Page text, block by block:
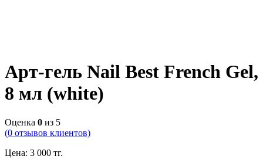
Арт-гель Nail Best French Gel,
8 мл (white)
Оценка 0 из 5
(0 отзывов клиентов)
Цена: 3 000 тг.